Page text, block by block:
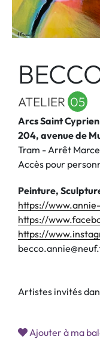
ATELIER 05
Arcs Saint
204, avenue de
Tram - Arrêt
Accès pour
Peinture,
https://
https://
https://
Artistes invités
Ajouter à ma